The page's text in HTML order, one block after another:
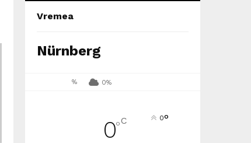
Vremea
Nürnberg
% 0%
0°C 0°